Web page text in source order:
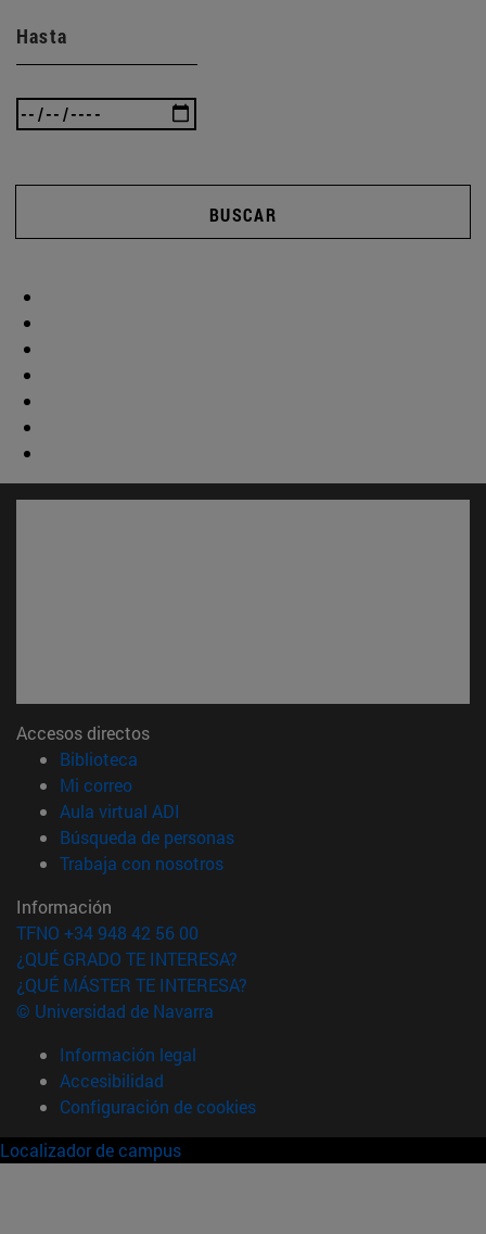
Hasta
BUSCAR
Accesos directos
Biblioteca
Mi correo(abre en nueva ventana)
Aula virtual ADI
Búsqueda de personas(abre en nueva ventana)
Trabaja con nosotros(abre en nueva ventana)
Información
TFNO +34 948 42 56 00
¿QUÉ GRADO TE INTERESA?
¿QUÉ MÁSTER TE INTERESA?
© Universidad de Navarra
Información legal
Accesibilidad
Configuración de cookies
Localizador de campus